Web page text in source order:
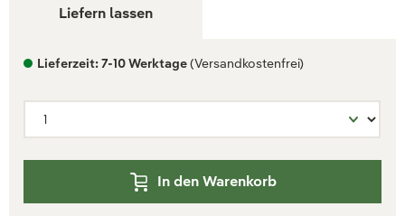
Liefern lassen
Lieferzeit: 7-10 Werktage(Versandkostenfrei)
In den Warenkorb